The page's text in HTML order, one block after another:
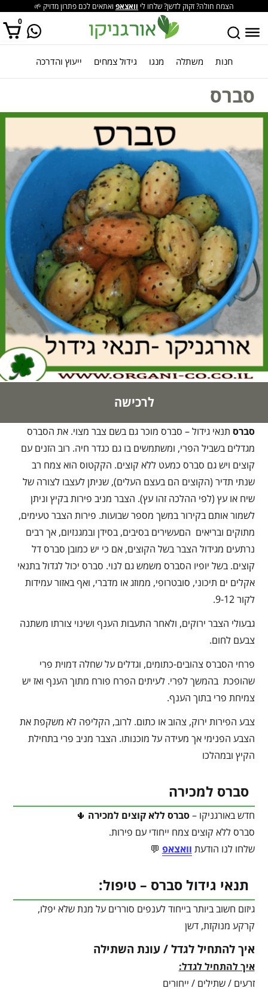
הצמח חולה? זקוק לדשן? שלחו לי וואצאפ ואתאים לכם פתרון מדויק 🌱
0
אין מוצרים בסל הקניות. חנות משתלה מנגו גידול צמחים ייעוץ והדרכה
סברס
לרכישה
סברס תנאי גידול – סברס מוכר גם בשם צבר מצוי. את הסברס
מגדלים בשביל הפרי, ומשתמשים בו גם כגדר חיה. רוב הזנים עם
קוצים ויש גם סברס כמעט ללא קוצים. הקקטוס הוא צמח רב
שנתי תדיר (הקוצים הם בעצם העלים), שניתן לעצבו לצורה של
שיח או עץ (לפי ההלכה זהו עץ). הצבר מניב פירות בקיץ וניתן
לשמור אותם בקירור במשך מספר שבועות. פירות הצבר טעימים,
מתוקים ובריאים הםעשירים בסיבים, בסידן ובמגנזיום, אך רבים
נרתעים מגידול הצבר בשל הקוצים, אם כי יש כמובן סברס דל
קוצים. בשל יופיו הסברס משמש גם לנוי. סברס יכול לגדול בתנאי
אקלים ים תיכוני, סובטרופי, ממוזג או מדברי, ואף באזור עמידות
לקור 9-12.
גבעולי הצבר ירוקים, ולאחר התעבות הענף ושינוי צורתו משתנה
צבעם לחום.
פרחי הסברס צהובים-כתומים, וגדלים על שחלה דמוית פרי
שהופכת בהמשך לפרי. לעיתים הפרח פורח מתוך הענף ואז יש
צמיחת פרי בתוך הענף.
צבע הפירות ירוק, צהוב או כתום. לרוב, הקליפה לא משקפת את
הצבע הפנימי אך מעידה על מוכנותו. הצבר מניב פרי בתחילת
הקיץ ובמהלכו
סברס למכירה
חדש באורגניקו –סברס ללא קוצים למכירה 🌵
סברס ללא קוצים צמח ייחודי עם פירות.
שלחו לנו הודעת וואצאפ 💬
תנאי גידול סברס – טיפול:
גיזום חשוב ביותר בייחוד לענפים סוררים על מנת שלא יפלו,
קרקע מנוקזת, דשן
איך להתחיל לגדל / עונת השתילה
איך להתחיל לגדל:
זרעים / שתילים / ייחורים